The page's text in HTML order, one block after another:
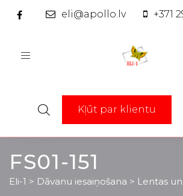
eli@apollo.lv +371
Toggle
Kļūt par klientu
FS01-151
Eli-1 > Dāvanu iesaiņošana > Lentas